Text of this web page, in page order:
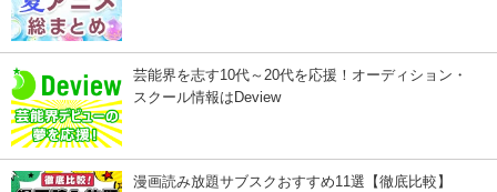
芸能界を志す10代～20代を応援！オーディション・
スクール情報はDeview
漫画読み放題サブスクおすすめ11選【徹底比較】